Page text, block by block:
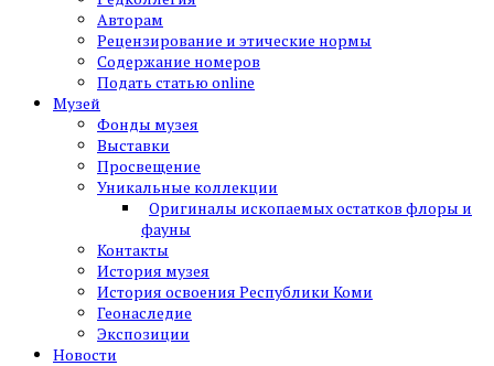
Авторам
Рецензирование и этические нормы
Содержание номеров
Подать статью online
Музей
Фонды музея
Выставки
Просвещение
Уникальные коллекции
Оригиналы ископаемых остатков флоры и
фауны
Контакты
История музея
История освоения Республики Коми
Геонаследие
Экспозиции
Новости